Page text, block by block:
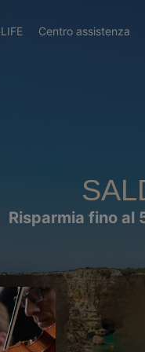
Centro assistenza
Risparmia fino al